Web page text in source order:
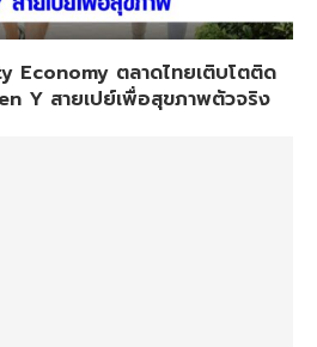
Economy ตลาดไทยเติบโตติด
Y สายเปย์เพื่อสุขภาพตัวจริง